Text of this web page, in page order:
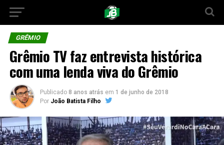
GRÊMIO
Grêmio TV faz entrevista histórica
com uma lenda viva do Grêmio
Publicado 8 anos atrás em 1 de junho de 2018
Por João Batista Filho